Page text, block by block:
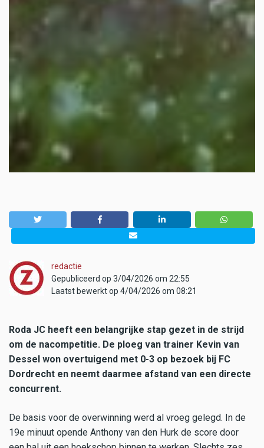
redactie
Gepubliceerd op 3/04/2026 om 22:55
Laatst bewerkt op 4/04/2026 om 08:21
Roda JC heeft een belangrijke stap gezet in de strijd
om de nacompetitie. De ploeg van trainer Kevin van
Dessel won overtuigend met 0-3 op bezoek bij FC
Dordrecht en neemt daarmee afstand van een directe
concurrent.
De basis voor de overwinning werd al vroeg gelegd. In de
19e minuut opende Anthony van den Hurk de score door